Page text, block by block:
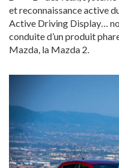
et reconnaissance active
Active Driving Display…
conduite d’un produit
Mazda, la Mazda 2.